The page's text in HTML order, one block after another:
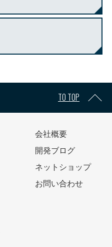
TO TOP
会社概要
開発ブログ
ネットショップ
お問い合わせ